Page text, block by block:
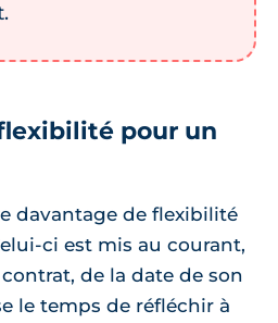
pour un
davantage de flexibilité
ci est mis au courant,
de la date de son
le temps de réfléchir à